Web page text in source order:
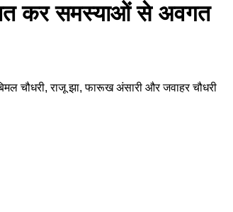
कर समस्याओं से अवगत
चौधरी, राजू झा, फारूख अंसारी और जवाहर चौधरी